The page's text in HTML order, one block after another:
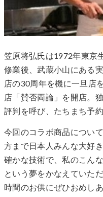
笠原将弘氏は1972年東京
修業後、武蔵小山にある
店の30周年を機に一旦店
店「賛否両論」を開店。
評判を呼び、たちまち予
今回のコラボ商品につい
方まで日本人みんな大好
確かな技術で、私のこん
という夢をかなえていた
時間のお供にぜひおめし